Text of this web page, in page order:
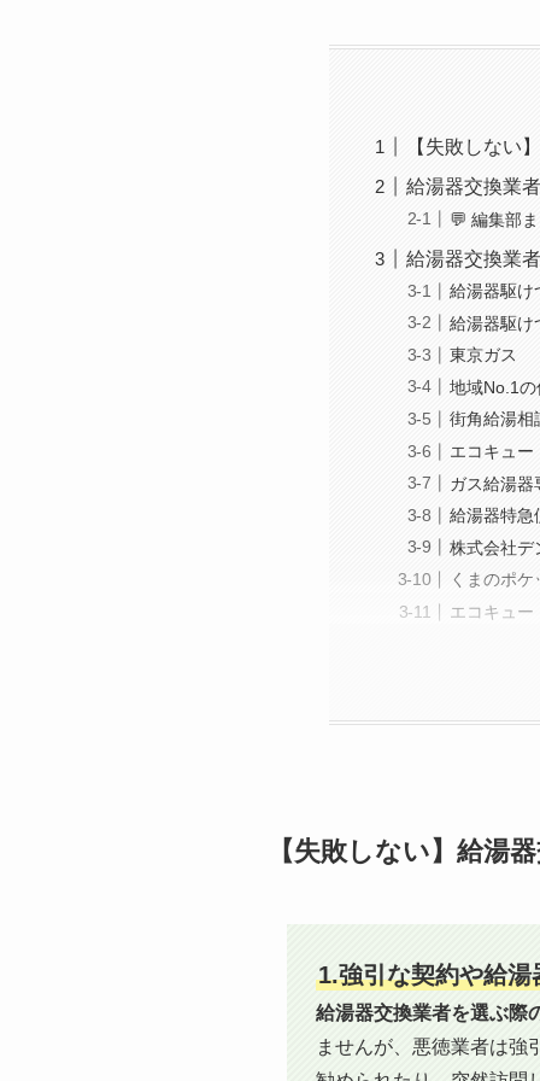
【失敗しない
給湯器交換業
💬 編集部
給湯器交換業
給湯器駆け
給湯器駆け
東京ガス
地域No.1
街角給湯相
エコキュ
ガス給湯
給湯器特急
株式会社デ
くまのポケ
エコキュ
【失敗しない】給湯
1.強引な契約や給
給湯器交換業者を選ぶ際
ませんが、悪徳業者は強